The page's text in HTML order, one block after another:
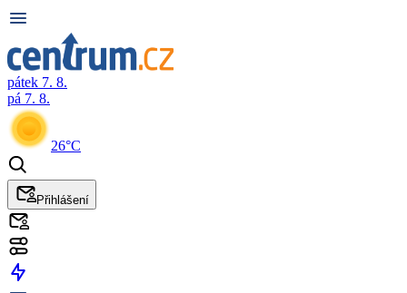
pátek 7. 8.
pá 7. 8.
26°C
Přihlášení